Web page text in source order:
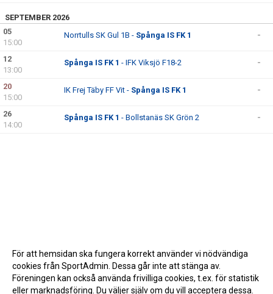
SEPTEMBER 2026
05
15:00
Norrtulls SK Gul 1B - Spånga IS FK 1 -
12
13:00
Spånga IS FK 1 - IFK Viksjö F18-2 -
20
15:00
IK Frej Täby FF Vit - Spånga IS FK 1 -
26
14:00
Spånga IS FK 1 - Bollstanäs SK Grön 2 -
För att hemsidan ska fungera korrekt använder vi nödvändiga
cookies från SportAdmin. Dessa går inte att stänga av.
Föreningen kan också använda frivilliga cookies, t.ex. för statistik
eller marknadsföring. Du väljer själv om du vill acceptera dessa.